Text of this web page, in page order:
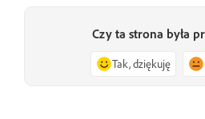
Czy ta strona była
Tak, dziękuję